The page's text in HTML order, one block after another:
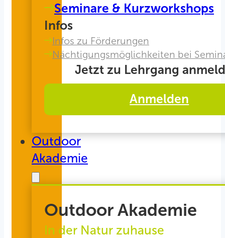
Seminare & Kurzworkshops
Infos
Infos zu Förderungen
Nächtigungsmöglichkeiten bei
Jetzt zu Lehrgang
Anmelden
Outdoor
Akademie
Outdoor Akademie
In der Natur zuhause